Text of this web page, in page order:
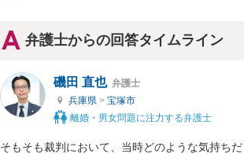
弁護士からの回答タイムライン
磯田 直也 弁護士
兵庫県 > 宝塚市
離婚・男女問題に注力する弁護士
そもそも裁判において、当時どのような気持ち